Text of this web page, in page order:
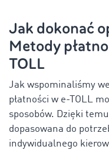
Jak dokonać
Metody
TOLL
Jak wspominaliśmy
płatności w e-TOLL
sposobów. Dzięki
dopasowana do
indywidualnego